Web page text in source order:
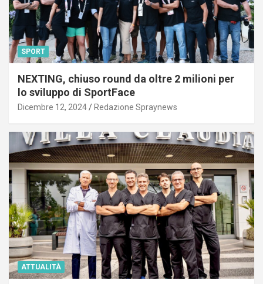
SPORT
NEXTING, chiuso round da oltre 2 milioni per
lo sviluppo di SportFace
Dicembre 12, 2024 Redazione Spraynews
ATTUALITÀ